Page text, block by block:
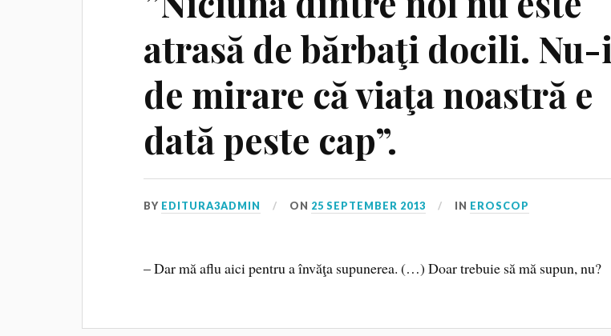
atrasă de bărbaţi docili. Nu-i
de mirare că viaţa noastră e
dată peste cap”.
BY EDITURA3ADMIN ON 25 SEPTEMBER 2013 IN EROSCOP
– Dar mă aflu aici pentru a învăţa supunerea. (…) Doar trebuie să mă supun, nu?